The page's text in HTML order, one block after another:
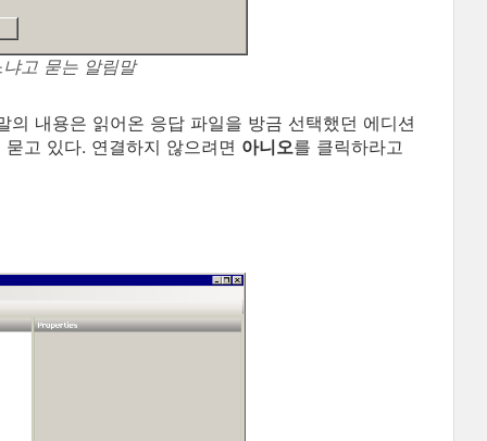
고 묻는 알림말
내용은 읽어온 응답 파일을 방금 선택했던 에디션
고 있다. 연결하지 않으려면 아니오를 클릭하라고